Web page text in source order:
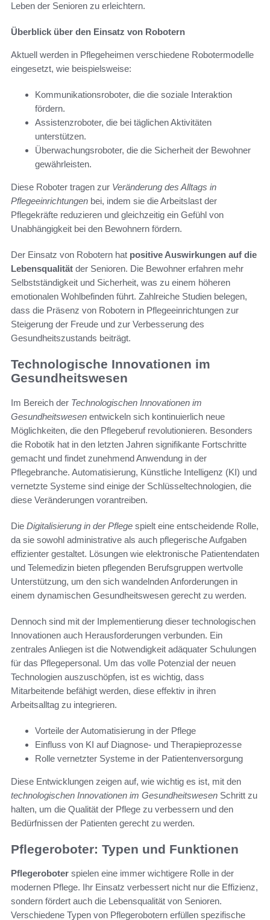
Leben der Senioren zu erleichtern.
Überblick über den Einsatz von Robotern
Aktuell werden in Pflegeheimen verschiedene Robotermodelle
eingesetzt, wie beispielsweise:
Kommunikationsroboter, die die soziale Interaktion
fördern.
Assistenzroboter, die bei täglichen Aktivitäten
unterstützen.
Überwachungsroboter, die die Sicherheit der Bewohner
gewährleisten.
Diese Roboter tragen zur Veränderung des Alltags in
Pflegeeinrichtungen bei, indem sie die Arbeitslast der
Pflegekräfte reduzieren und gleichzeitig ein Gefühl von
Unabhängigkeit bei den Bewohnern fördern.
Der Einsatz von Robotern hat positive Auswirkungen auf die
Lebensqualität der Senioren. Die Bewohner erfahren mehr
Selbstständigkeit und Sicherheit, was zu einem höheren
emotionalen Wohlbefinden führt. Zahlreiche Studien belegen,
dass die Präsenz von Robotern in Pflegeeinrichtungen zur
Steigerung der Freude und zur Verbesserung des
Gesundheitszustands beiträgt.
Technologische Innovationen im
Gesundheitswesen
Im Bereich der Technologischen Innovationen im
Gesundheitswesen entwickeln sich kontinuierlich neue
Möglichkeiten, die den Pflegeberuf revolutionieren. Besonders
die Robotik hat in den letzten Jahren signifikante Fortschritte
gemacht und findet zunehmend Anwendung in der
Pflegebranche. Automatisierung, Künstliche Intelligenz (KI) und
vernetzte Systeme sind einige der Schlüsseltechnologien, die
diese Veränderungen vorantreiben.
Die Digitalisierung in der Pflege spielt eine entscheidende Rolle,
da sie sowohl administrative als auch pflegerische Aufgaben
effizienter gestaltet. Lösungen wie elektronische Patientendaten
und Telemedizin bieten pflegenden Berufsgruppen wertvolle
Unterstützung, um den sich wandelnden Anforderungen in
einem dynamischen Gesundheitswesen gerecht zu werden.
Dennoch sind mit der Implementierung dieser technologischen
Innovationen auch Herausforderungen verbunden. Ein
zentrales Anliegen ist die Notwendigkeit adäquater Schulungen
für das Pflegepersonal. Um das volle Potenzial der neuen
Technologien auszuschöpfen, ist es wichtig, dass
Mitarbeitende befähigt werden, diese effektiv in ihren
Arbeitsalltag zu integrieren.
Vorteile der Automatisierung in der Pflege
Einfluss von KI auf Diagnose- und Therapieprozesse
Rolle vernetzter Systeme in der Patientenversorgung
Diese Entwicklungen zeigen auf, wie wichtig es ist, mit den
technologischen Innovationen im Gesundheitswesen Schritt zu
halten, um die Qualität der Pflege zu verbessern und den
Bedürfnissen der Patienten gerecht zu werden.
Pflegeroboter: Typen und Funktionen
Pflegeroboter spielen eine immer wichtigere Rolle in der
modernen Pflege. Ihr Einsatz verbessert nicht nur die Effizienz,
sondern fördert auch die Lebensqualität von Senioren.
Verschiedene Typen von Pflegerobotern erfüllen spezifische